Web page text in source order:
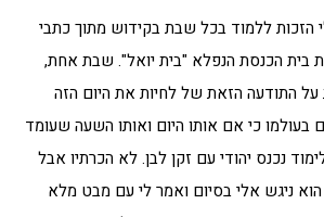
הזכות ללמוד בכל שבת בקידוש מתוך כתבי
בית הכנסת הנפלא "בית יואל". שבת אחת,
התודעה הזאת של לחיות את היום הזה
בעולמו כי אם אותו היום ואותו השעה שעומד
נכנס יהודי עם זקן לבן. לא הכרתיו אבל
ניגש אלי בסיום ואמר לי עם מבט מלא